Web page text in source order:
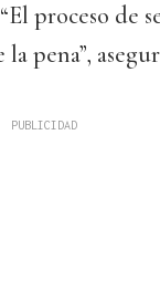
proceso de
pena”,